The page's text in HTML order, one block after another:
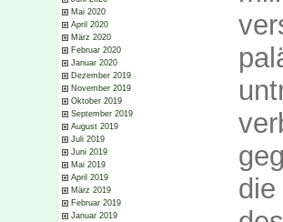
Mai 2020
April 2020
März 2020
Februar 2020
Januar 2020
Dezember 2019
November 2019
Oktober 2019
September 2019
August 2019
Juli 2019
Juni 2019
Mai 2019
April 2019
März 2019
Februar 2019
Januar 2019